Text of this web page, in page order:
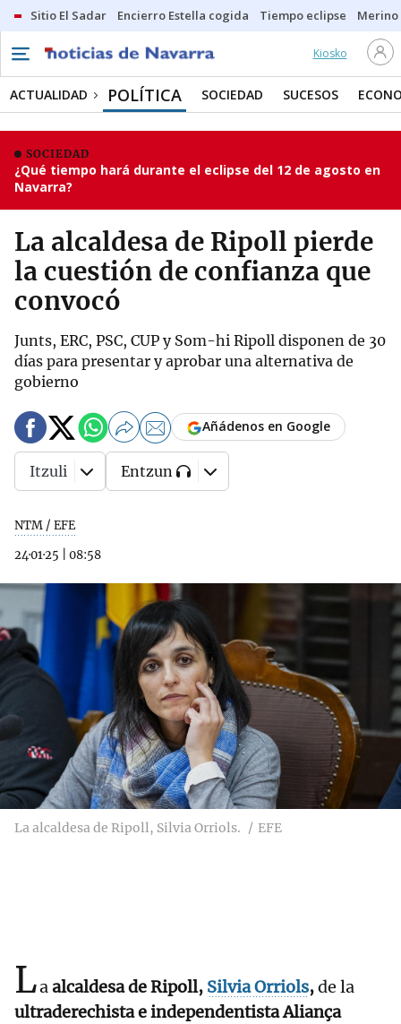
Sitio El Sadar Encierro Estella cogida Tiempo eclipse
Kiosko
ACTUALIDAD POLÍTICA SOCIEDAD SUCESOS
SOCIEDAD
¿Qué tiempo hará durante el eclipse del 12 de agosto en
Navarra?
La alcaldesa de Ripoll pierde
la cuestión de confianza que
convocó
Junts, ERC, PSC, CUP y Som-hi Ripoll disponen de 30
días para presentar y aprobar una alternativa de
gobierno
NTM / EFE
24·01·25
08:58
Añádenos en Google
Itzuli Entzun
La alcaldesa de Ripoll, Silvia Orriols. EFE
Laalcaldesa de Ripoll, Silvia Orriols,de la
ultraderechista e independentista Aliança